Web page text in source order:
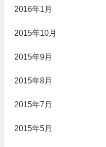
2016年1月
2015年10月
2015年9月
2015年8月
2015年7月
2015年5月